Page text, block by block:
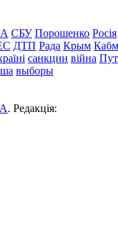
СБУ Порошенко Росія
ДТП Рада Крым
санкции війна
выборы
. Редакція: